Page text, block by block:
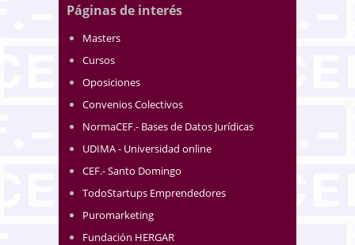
Páginas de interés
Masters
Cursos
Oposiciones
Convenios Colectivos
NormaCEF.- Bases de Datos Jurídicas
UDIMA - Universidad online
CEF.- Santo Domingo
TodoStartups Emprendedores
Puromarketing
Fundación HERGAR